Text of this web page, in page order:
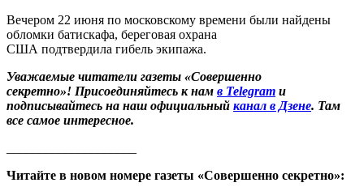
Вечером 22 июня по московскому времени были найдены
обломки батискафа, береговая охрана
США подтвердила гибель экипажа.
Уважаемые читатели газеты «Совершенно
секретно»! Присоединяйтесь к нам в Telegram и
подписывайтесь на наш официальный канал в Дзене. Там
все самое интересное.
Читайте в новом номере газеты «Совершенно секретно»: